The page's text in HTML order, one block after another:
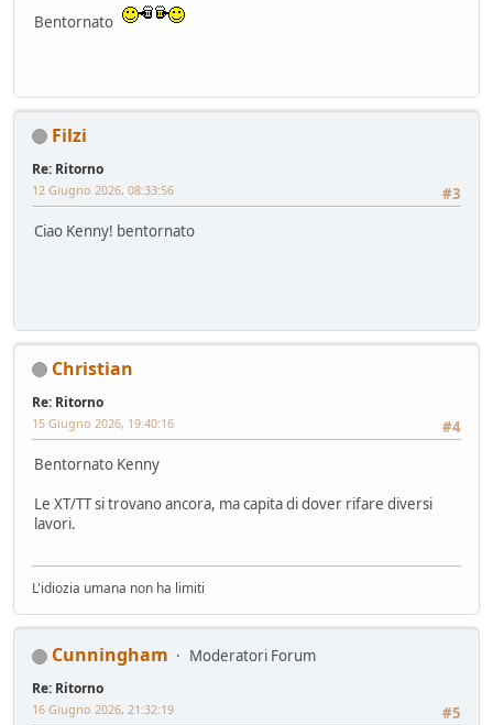
Bentornato
Filzi
Re: Ritorno
#3
12 Giugno 2026, 08:33:56
Ciao Kenny! bentornato
Christian
Re: Ritorno
#4
15 Giugno 2026, 19:40:16
Bentornato Kenny
Le XT/TT si trovano ancora, ma capita di dover rifare diversi
lavori.
L'idiozia umana non ha limiti
Cunningham Moderatori Forum
Re: Ritorno
#5
16 Giugno 2026, 21:32:19